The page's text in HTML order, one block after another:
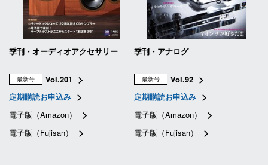
季刊・オーディオアクセサリー
最新号
Vol.201
定期購読お申込み
電子版（Amazon）
電子版（Fujisan）
季刊・アナログ
最新号
Vol.92
定期購読お申込み
電子版（Amazon）
電子版（Fujisan）